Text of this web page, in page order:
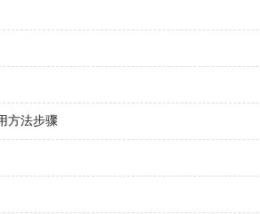
方法步骤